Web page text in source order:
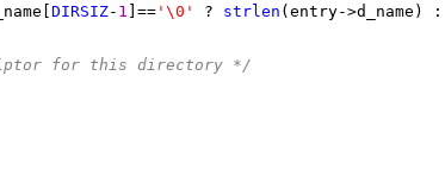
DIRSIZ- 1 ]== '\0' ? strlen (entry->d_name) :
for this directory */